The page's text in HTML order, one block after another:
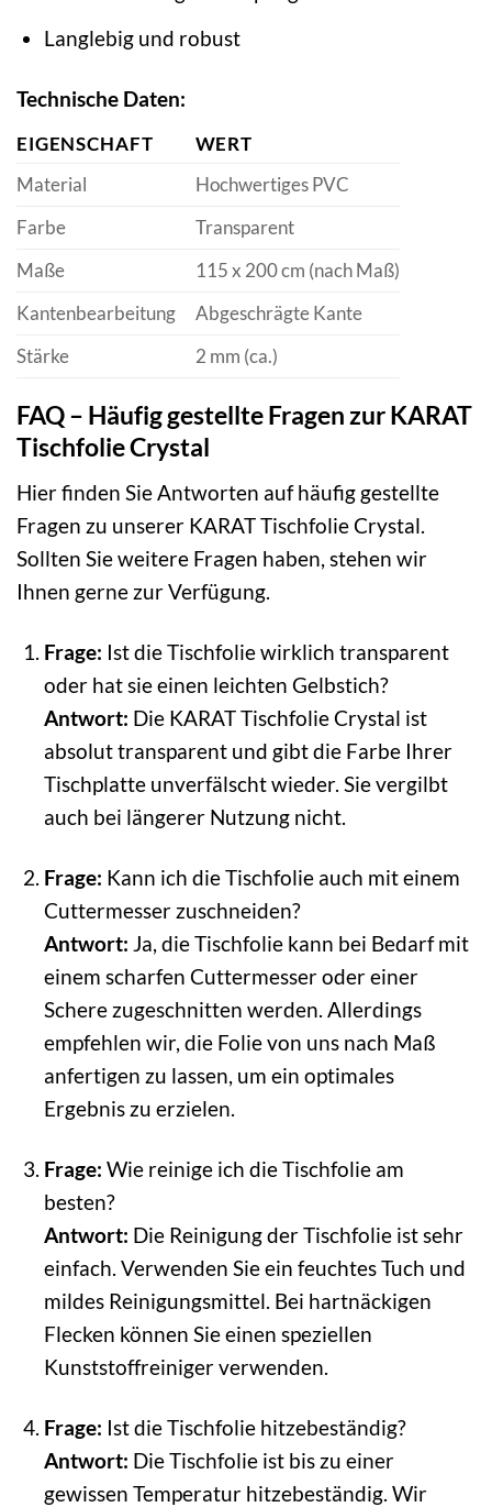
Langlebig und robust
Technische Daten:
EIGENSCHAFT
WERT
Material
Hochwertiges PVC
Farbe
Transparent
Maße
115 x 200 cm (nach Maß)
Kantenbearbeitung
Abgeschrägte Kante
Stärke
2 mm (ca.)
FAQ – Häufig gestellte Fragen zur KARAT
Tischfolie Crystal
Hier finden Sie Antworten auf häufig gestellte
Fragen zu unserer KARAT Tischfolie Crystal.
Sollten Sie weitere Fragen haben, stehen wir
Ihnen gerne zur Verfügung.
Frage: Ist die Tischfolie wirklich transparent
oder hat sie einen leichten Gelbstich?
Antwort: Die KARAT Tischfolie Crystal ist
absolut transparent und gibt die Farbe Ihrer
Tischplatte unverfälscht wieder. Sie vergilbt
auch bei längerer Nutzung nicht.
Frage: Kann ich die Tischfolie auch mit einem
Cuttermesser zuschneiden?
Antwort: Ja, die Tischfolie kann bei Bedarf mit
einem scharfen Cuttermesser oder einer
Schere zugeschnitten werden. Allerdings
empfehlen wir, die Folie von uns nach Maß
anfertigen zu lassen, um ein optimales
Ergebnis zu erzielen.
Frage: Wie reinige ich die Tischfolie am
besten?
Antwort: Die Reinigung der Tischfolie ist sehr
einfach. Verwenden Sie ein feuchtes Tuch und
mildes Reinigungsmittel. Bei hartnäckigen
Flecken können Sie einen speziellen
Kunststoffreiniger verwenden.
Frage: Ist die Tischfolie hitzebeständig?
Antwort: Die Tischfolie ist bis zu einer
gewissen Temperatur hitzebeständig. Wir